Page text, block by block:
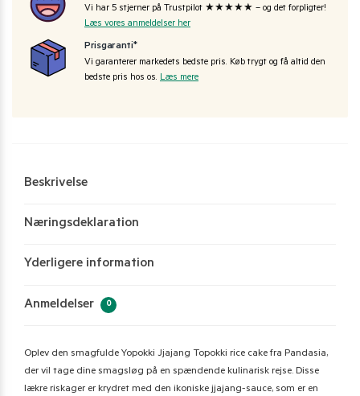
Vi har 5 stjerner på Trustpilot ★★★★★ – og det forpligter!
Læs vores anmeldelser her
Prisgaranti*
Vi garanterer markedets bedste pris. Køb trygt og få altid den
bedste pris hos os. Læs mere
Beskrivelse
Næringsdeklaration
Yderligere information
Anmeldelser 0
Oplev den smagfulde Yopokki Jjajang Topokki rice cake fra Pandasia,
der vil tage dine smagsløg på en spændende kulinarisk rejse. Disse
lækre riskager er krydret med den ikoniske jjajang-sauce, som er en